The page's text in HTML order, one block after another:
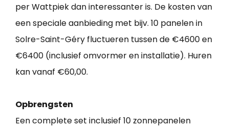
per Wattpiek dan interessanter is. De kosten van
een speciale aanbieding met bijv. 10 panelen in
Solre-Saint-Géry fluctueren tussen de €4600 en
€6400 (inclusief omvormer en installatie). Huren
kan vanaf €60,00.
Opbrengsten
Een complete set inclusief 10 zonnepanelen